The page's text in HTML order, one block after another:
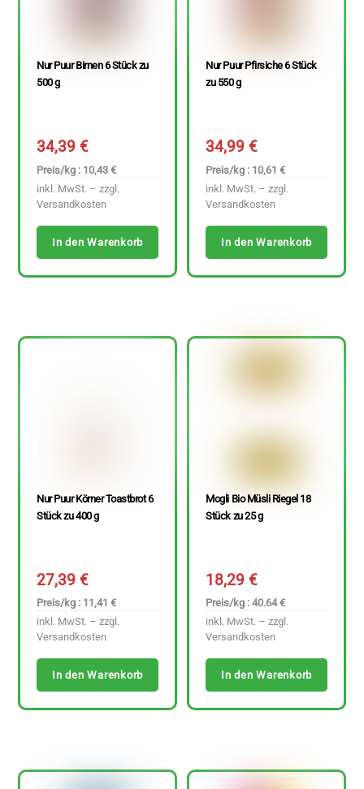
Nur Puur Birnen 6 Stück zu
500 g
34,39€
Preis/kg : 10,43 €
inkl. MwSt. – zzgl.
Versandkosten
In den Warenkorb
Nur Puur Pfirsiche 6 Stück
zu 550 g
34,99€
Preis/kg : 10,61 €
inkl. MwSt. – zzgl.
Versandkosten
In den Warenkorb
Nur Puur Körner Toastbrot 6
Stück zu 400 g
27,39€
Preis/kg : 11,41 €
inkl. MwSt. – zzgl.
Versandkosten
In den Warenkorb
Mogli Bio Müsli Riegel 18
Stück zu 25 g
18,29€
Preis/kg : 40.64 €
inkl. MwSt. – zzgl.
Versandkosten
In den Warenkorb